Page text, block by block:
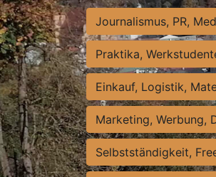
Journalismus, PR,
Praktika,
Einkauf, Logistik,
Marketing, Werbung,
Selbstständigkeit,